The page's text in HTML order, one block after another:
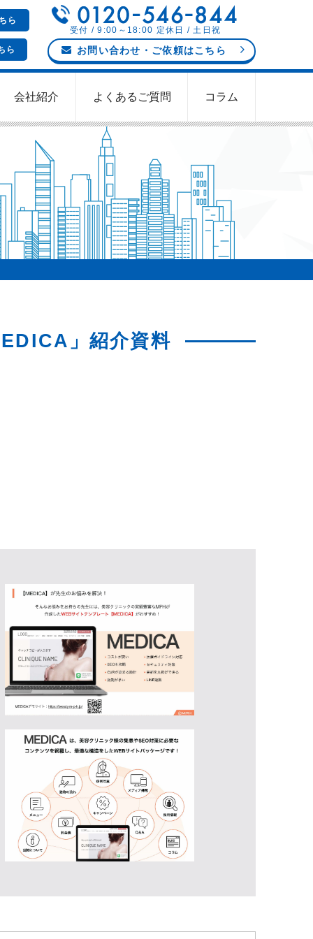
ら
ら
受付 / 9:00～18:00 定休日 / 土日祝
お問い合わせ ・ご依頼はこちら
会社紹介 よくあるご質問 コラム
」紹介資料